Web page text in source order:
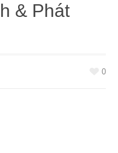
& Phát
0